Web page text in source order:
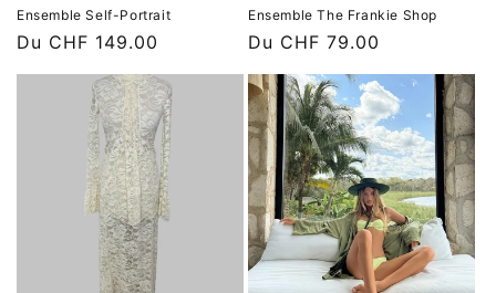
Ensemble Self-Portrait
Prix
habituel
Du CHF 149.00
Ensemble The Frankie Shop
Prix
habituel
Du CHF 79.00